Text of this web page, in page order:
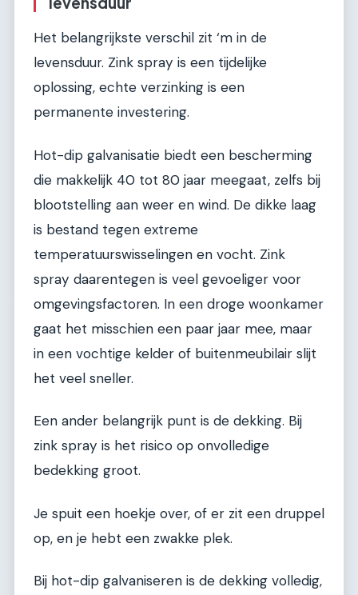
Het belangrijkste verschil zit ‘m in de
levensduur. Zink spray is een tijdelijke
oplossing, echte verzinking is een
permanente investering.
Hot-dip galvanisatie biedt een bescherming
die makkelijk 40 tot 80 jaar meegaat, zelfs bij
blootstelling aan weer en wind. De dikke laag
is bestand tegen extreme
temperatuurswisselingen en vocht. Zink
spray daarentegen is veel gevoeliger voor
omgevingsfactoren. In een droge woonkamer
gaat het misschien een paar jaar mee, maar
in een vochtige kelder of buitenmeubilair slijt
het veel sneller.
Een ander belangrijk punt is de dekking. Bij
zink spray is het risico op onvolledige
bedekking groot.
Je spuit een hoekje over, of er zit een druppel
op, en je hebt een zwakke plek.
Bij hot-dip galvaniseren is de dekking volledig,